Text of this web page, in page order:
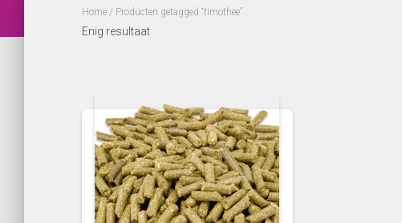
Home / Producten getagged “timothee”
Enig resultaat